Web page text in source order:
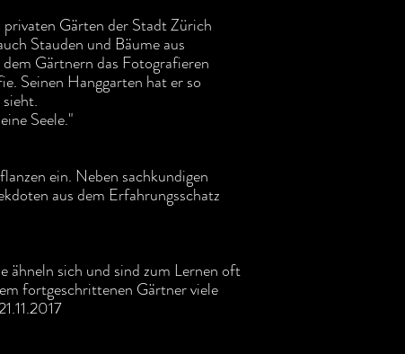
Gärten der Stadt Zürich
Stauden und Bäume aus
Gärtnern das Fotografieren
Seinen Hanggarten hat er so
Seele."
ein. Neben sachkundigen
aus dem Erfahrungsschatz
ähneln sich und sind zum Lernen oft
fortgeschrittenen Gärtner viele